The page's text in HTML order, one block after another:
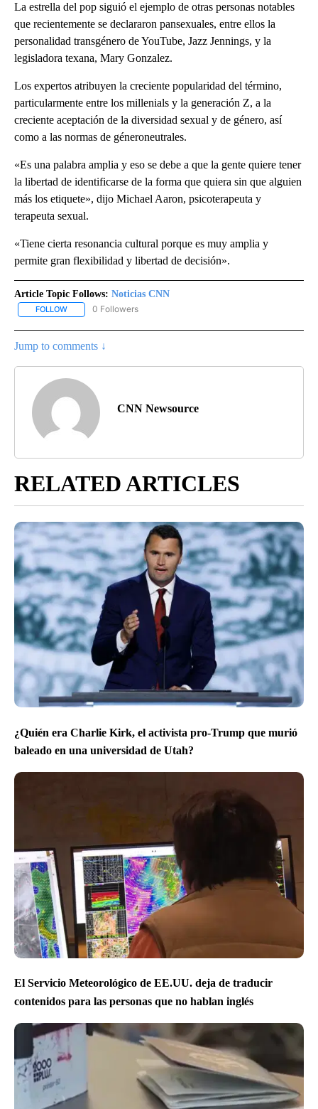
La estrella del pop siguió el ejemplo de otras personas notables
que recientemente se declararon pansexuales, entre ellos la
personalidad transgénero de YouTube, Jazz Jennings, y la
legisladora texana, Mary Gonzalez.
Los expertos atribuyen la creciente popularidad del término,
particularmente entre los millenials y la generación Z, a la
creciente aceptación de la diversidad sexual y de género, así
como a las normas de géneroneutrales.
«Es una palabra amplia y eso se debe a que la gente quiere tener
la libertad de identificarse de la forma que quiera sin que alguien
más los etiquete», dijo Michael Aaron, psicoterapeuta y
terapeuta sexual.
«Tiene cierta resonancia cultural porque es muy amplia y
permite gran flexibilidad y libertad de decisión».
Article Topic Follows: Noticias CNN
FOLLOW FOLLOW "NOTICIAS CNN" TO RECEIVE NOTIFICATIONS ABOUT
0 Followers
Jump to comments ↓
CNN Newsource
RELATED ARTICLES
¿Quién era Charlie Kirk, el activista pro-Trump que murió
baleado en una universidad de Utah?
El Servicio Meteorológico de EE.UU. deja de traducir
contenidos para las personas que no hablan inglés